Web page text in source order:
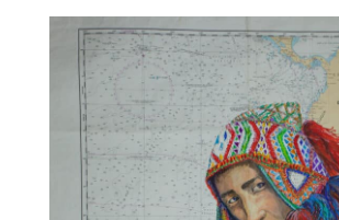
TALC02-11 – Sabine Chautard